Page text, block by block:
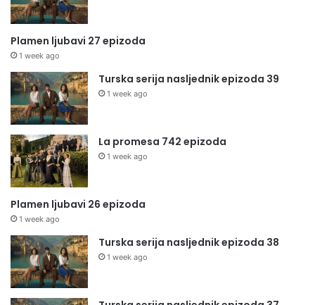
Plamen ljubavi 27 epizoda
1 week ago
Turska serija nasljednik epizoda 39
1 week ago
La promesa 742 epizoda
1 week ago
Plamen ljubavi 26 epizoda
1 week ago
Turska serija nasljednik epizoda 38
1 week ago